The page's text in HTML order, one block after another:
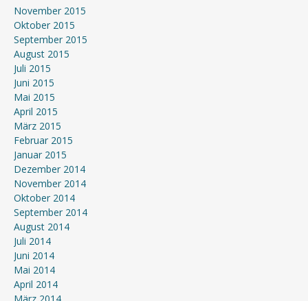
November 2015
Oktober 2015
September 2015
August 2015
Juli 2015
Juni 2015
Mai 2015
April 2015
März 2015
Februar 2015
Januar 2015
Dezember 2014
November 2014
Oktober 2014
September 2014
August 2014
Juli 2014
Juni 2014
Mai 2014
April 2014